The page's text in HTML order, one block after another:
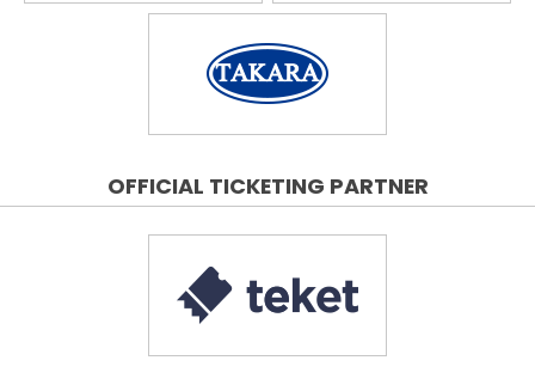
OFFICIAL TICKETING PARTNER